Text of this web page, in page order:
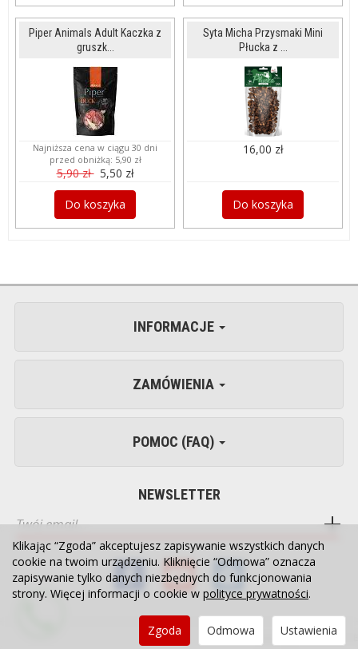
Piper Animals Adult Kaczka z
gruszk...
Najniższa cena w ciągu 30 dni
przed obniżką: 5,90 zł
5,90 zł 5,50 zł
Do koszyka
Syta Micha Przysmaki Mini
Płucka z ...
16,00 zł
Do koszyka
INFORMACJE
ZAMÓWIENIA
POMOC (FAQ)
NEWSLETTER
Sklep internetowy SOTE
Klikając “Zgoda” akceptujesz zapisywanie wszystkich danych
cookie na twoim urządzeniu. Kliknięcie “Odmowa” oznacza
zapisywanie tylko danych niezbędnych do funkcjonowania
strony. Więcej informacji o cookie w polityce prywatności.
Ustawienia
Odmowa
Zgoda